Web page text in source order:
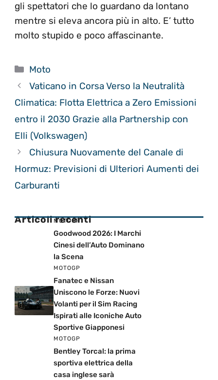
gli spettatori che lo guardano da lontano
mentre si eleva ancora più in alto. E’ tutto
molto stupido e poco affascinante.
Categorie
Moto
Vaticano in Corsa Verso la Neutralità
Climatica: Flotta Elettrica a Zero Emissioni
entro il 2030 Grazie alla Partnership con
Elli (Volkswagen)
Chiusura Nuovamente del Canale di
Hormuz: Previsioni di Ulteriori Aumenti dei
Carburanti
Articoli recenti
MOTOGP
Goodwood 2026: I Marchi
Cinesi dell’Auto Dominano
la Scena
MOTOGP
Fanatec e Nissan
Uniscono le Forze: Nuovi
Volanti per il Sim Racing
Ispirati alle Iconiche Auto
Sportive Giapponesi
MOTOGP
Bentley Torcal: la prima
sportiva elettrica della
casa inglese sarà